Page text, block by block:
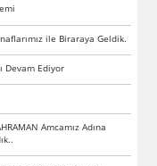
ile Biraraya Geldik.
Devam Ediyor
Amcamız Adına